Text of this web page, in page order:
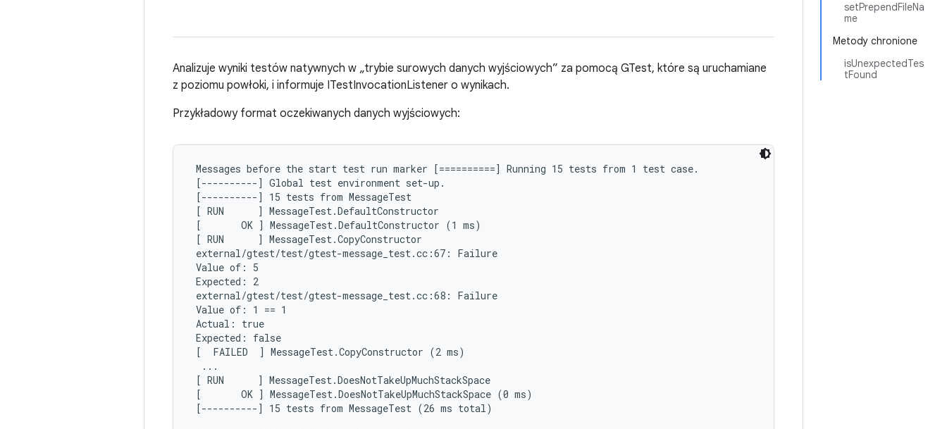
setPrependFileNa
me
Metody chronione
isUnexpectedTes
tFound
Analizuje wyniki testów natywnych w „trybie surowych danych wyjściowych” za pomocą GTest, które są uruchamiane
z poziomu powłoki, i informuje ITestInvocationListener o wynikach.
Przykładowy format oczekiwanych danych wyjściowych:
Messages before the start test run marker [==========] Running 15 tests from 1 test case.
[----------] Global test environment set-up.
[----------] 15 tests from MessageTest
[ RUN      ] MessageTest.DefaultConstructor
[       OK ] MessageTest.DefaultConstructor (1 ms)
[ RUN      ] MessageTest.CopyConstructor
external/gtest/test/gtest-message_test.cc:67: Failure
Value of: 5
Expected: 2
external/gtest/test/gtest-message_test.cc:68: Failure
Value of: 1 == 1
Actual: true
Expected: false
[  FAILED  ] MessageTest.CopyConstructor (2 ms)
  ...
[ RUN      ] MessageTest.DoesNotTakeUpMuchStackSpace
[       OK ] MessageTest.DoesNotTakeUpMuchStackSpace (0 ms)
[----------] 15 tests from MessageTest (26 ms total)